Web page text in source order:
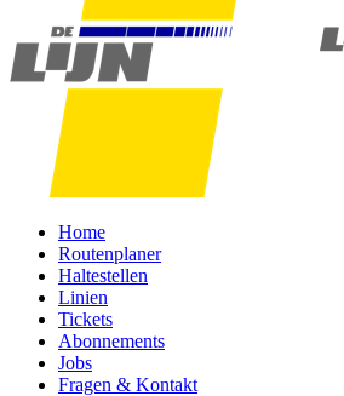
Home
Routenplaner
Haltestellen
Linien
Tickets
Abonnements
Jobs
Fragen & Kontakt